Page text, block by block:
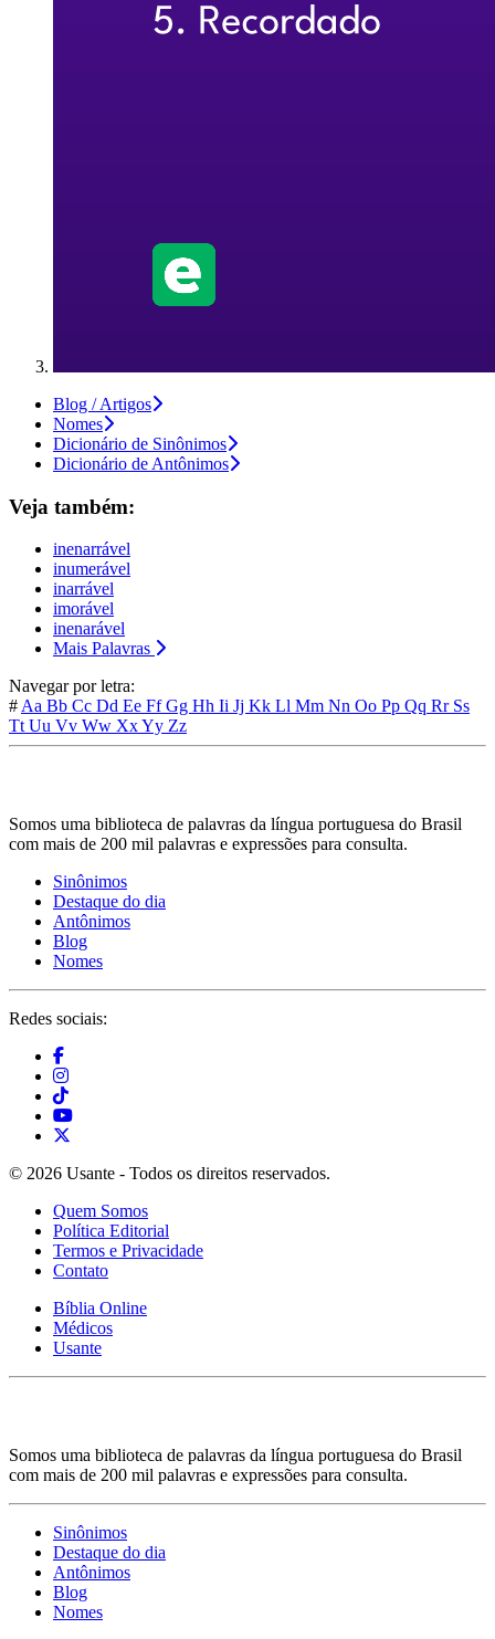
Blog / Artigos
Nomes
Dicionário de Sinônimos
Dicionário de Antônimos
Veja também:
inenarrável
inumerável
inarrável
imorável
inenarável
Mais Palavras
Navegar por letra:
#Aa Bb Cc Dd Ee FfGg Hh Ii Jj Kk Ll Mm Nn Oo Pp Qq Rr Ss
TtUu Vv Ww XxYy Zz
Somos uma biblioteca de palavras da língua portuguesa do Brasil
com mais de 200 mil palavras e expressões para consulta.
Sinônimos
Destaque do dia
Antônimos
Blog
Nomes
Redes sociais:
© 2026 Usante - Todos os direitos reservados.
Quem Somos
Política Editorial
Termos e Privacidade
Contato
Bíblia Online
Médicos
Usante
Somos uma biblioteca de palavras da língua portuguesa do Brasil
com mais de 200 mil palavras e expressões para consulta.
Sinônimos
Destaque do dia
Antônimos
Blog
Nomes